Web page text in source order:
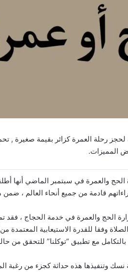
رحلة العمرة كزائر بقيمة صغيرة ,
المميزات.
الحج والعمرة في سبتمبر الماضي أنها
قادمة من جميع أنحاء العالم ، ضمن
الحج والعمرة في خدمة الحجاج ، فقد
وفقا للقدرة الاستيعابية
بالتكامل مع تطبيق “توكلنا” للتحقق
وتنفيذها هذه حداثة كجزء من رغبة